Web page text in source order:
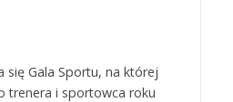
się Gala Sportu, na której
trenera i sportowca roku